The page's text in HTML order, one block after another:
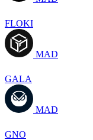
FLOKI
MAD
GALA
MAD
GNO